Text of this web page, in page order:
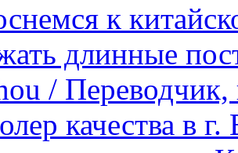
к
длинные
/ Переводчик,
качества в